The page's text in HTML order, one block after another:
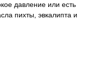
давление или есть
пихты, эвкалипта и